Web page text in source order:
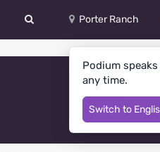
Porter Ranch
Podium
any time.
Switch to